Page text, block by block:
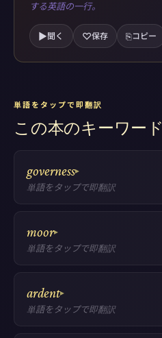
する英語の一行。
▶聞く ♡保存 ⎘コピー
単語をタップで即翻訳
この本のキーワード
governess▸
単語をタップで即翻訳
moor▸
単語をタップで即翻訳
ardent▸
単語をタップで即翻訳